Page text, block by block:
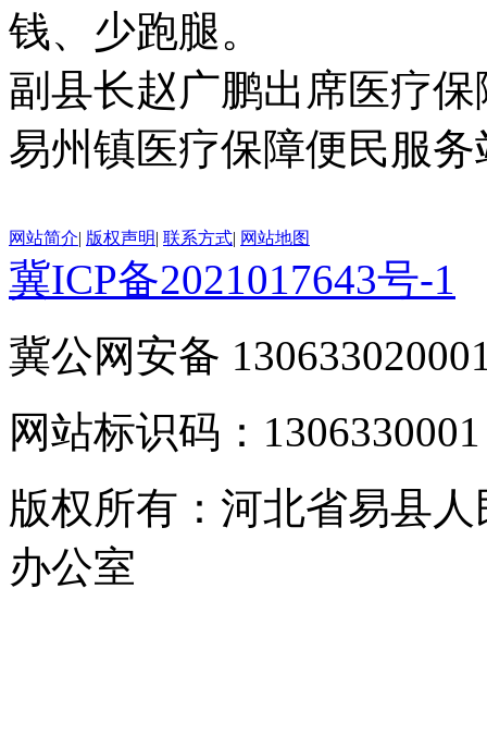
钱、少跑腿。
副县长赵广鹏出席医疗
易州镇医疗保障便民服
网站简介| 版权声明| 联系方式| 网站地图
冀ICP备2021017643号-1
冀公网安备
网站标识码：1306330001
版权所有：河北省易县
办公室